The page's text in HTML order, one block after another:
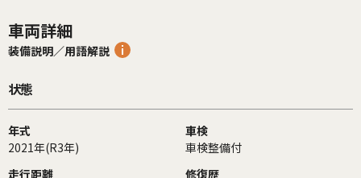
車両詳細
装備説明／用語解説
状態
年式
2021年(R3年)
車検
車検整備付
走行距離
修復歴